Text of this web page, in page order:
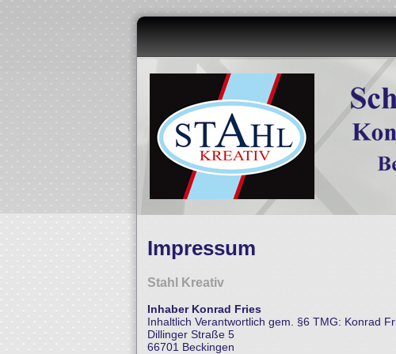
Impressum
Stahl Kreativ
Inhaber Konrad Fries
Inhaltlich Verantwortlich gem. §6 TMG: Konrad
Dillinger Straße 5
66701 Beckingen